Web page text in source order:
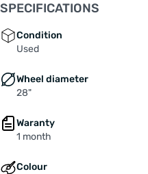
SPECIFICATIONS
Condition
Used
Wheel diameter
28"
Waranty
1 month
Colour